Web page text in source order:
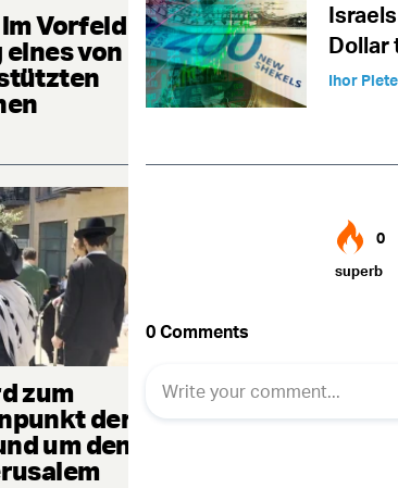
Vorfeld
von
zum
der
um den
Dollar
Ihor